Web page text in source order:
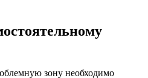
зону необходимо